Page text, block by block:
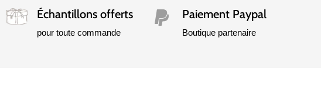
Échantillons offerts
pour toute commande
 Paiement Paypal
Boutique partenaire